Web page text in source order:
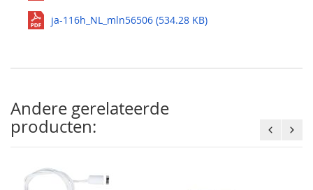
ja-116h_NL_mln56506 (534.28 KB)
Andere gerelateerde
producten: